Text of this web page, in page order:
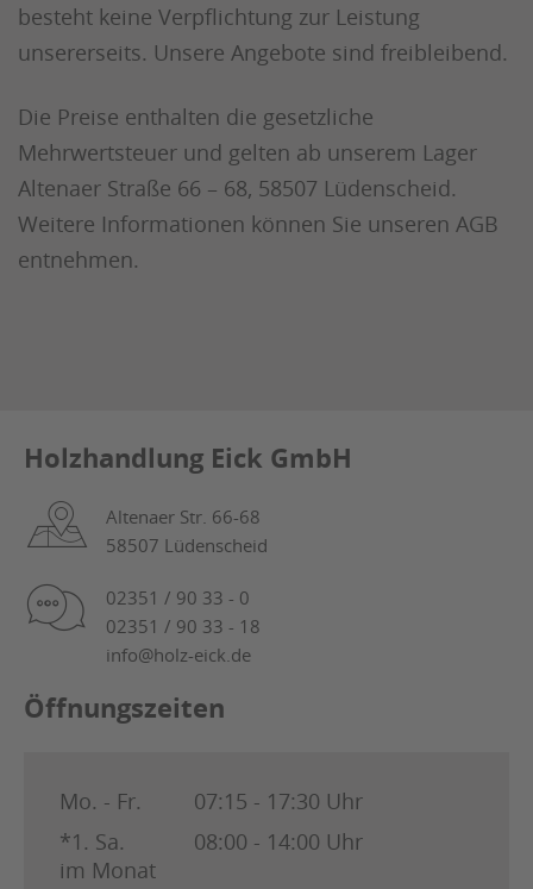
besteht keine Verpflichtung zur Leistung
unsererseits. Unsere Angebote sind freibleibend.
Die Preise enthalten die gesetzliche
Mehrwertsteuer und gelten ab unserem Lager
Altenaer Straße 66 – 68, 58507 Lüdenscheid.
Weitere Informationen können Sie unseren AGB
entnehmen.
Holzhandlung Eick GmbH
Altenaer Str. 66-68
58507 Lüdenscheid
02351 / 90 33 - 0
02351 / 90 33 - 18
info@holz-eick.de
Öffnungszeiten
Mo. - Fr.
07:15 - 17:30 Uhr
*1. Sa.
im Monat
08:00 - 14:00 Uhr